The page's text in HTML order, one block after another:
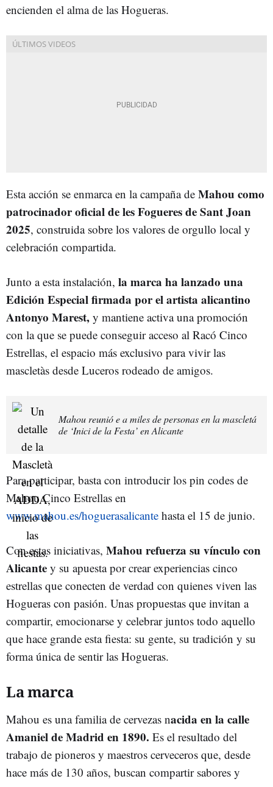
encienden el alma de las Hogueras.
Esta acción se enmarca en la campaña de Mahou como
patrocinador oficial de les Fogueres de Sant Joan
2025, construida sobre los valores de orgullo local y
celebración compartida.
Junto a esta instalación, la marca ha lanzado una
Edición Especial firmada por el artista alicantino
Antonyo Marest, y mantiene activa una promoción
con la que se puede conseguir acceso al Racó Cinco
Estrellas, el espacio más exclusivo para vivir las
mascletàs desde Luceros rodeado de amigos.
Mahou reunió e a miles de personas en la mascletá
de ‘Inici de la Festa’ en Alicante
Para participar, basta con introducir los pin codes de
Mahou Cinco Estrellas en
www.mahou.es/hoguerasalicante hasta el 15 de junio.
Con estas iniciativas, Mahou refuerza su vínculo con
Alicante y su apuesta por crear experiencias cinco
estrellas que conecten de verdad con quienes viven las
Hogueras con pasión. Unas propuestas que invitan a
compartir, emocionarse y celebrar juntos todo aquello
que hace grande esta fiesta: su gente, su tradición y su
forma única de sentir las Hogueras.
La marca
Mahou es una familia de cervezas nacida en la calle
Amaniel de Madrid en 1890. Es el resultado del
trabajo de pioneros y maestros cerveceros que, desde
hace más de 130 años, buscan compartir sabores y